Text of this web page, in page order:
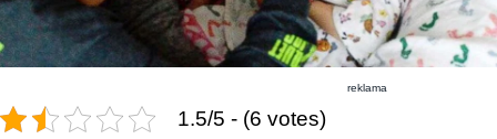
reklama
1.5/5 - (6 votes)